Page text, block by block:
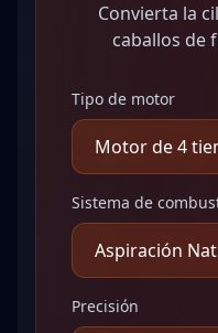
Convierta la
caballos de
Tipo de motor
Sistema de
Precisión